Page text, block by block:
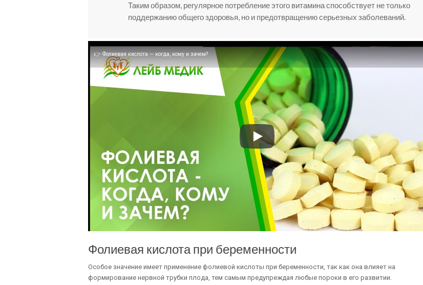
Таким образом, регулярное потребление этого витамина способствует не только
поддержанию общего здоровья, но и предотвращению серьезных заболеваний.
👉 Фолиевая кислота — когда, кому и зачем?
Фолиевая кислота при беременности
Особое значение имеет применение фолиевой кислоты при беременности, так как она влияет на
формирование нервной трубки плода, тем самым предупреждая любые пороки в его развитии.